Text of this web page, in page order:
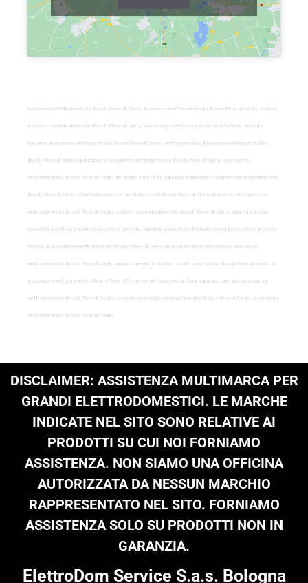
Assistenza elettrodomestici Bosch Pieve di Cento, Assistenza-elettrodomestici-Bosch-Pieve di Cento, chiama
Assistenza elettrodomestici Bosch Pieve di Cento, la assistenza elettrodomestici Bosch Pieve di Cento,
forniamo assistenza elettrodomestici Bosch Pieve di Cento, elettrodomestici Assistenza elettrodomestici
Bosch Pieve di Cento, riparazione e assistenza elettrodomestici Bosch Pieve di Cento, assistenza
elettrodomestici Bosch Pieve di Cento elettrodomestici fuori garanzia, riparazione e assistenza elettrodomestici
Bosch Pieve di Cento, chiama Assistenza elettrodomestici Bosch Pieve di Cento, intervento di assistenza
elettrodomestici Bosch Pieve di Cento, assistenza-elettrodomestici-Bosch-Pieve di Cento, chiama il servizio
assistenza elettrodomestici Bosch Pieve di Cento, siamo la assistenza elettrodomestici Bosch Pieve di Cento,
tecnico di assistenza elettrodomestici Bosch Pieve di Cento, riparazione elettrodomestici e assistenza
elettrodomestici Bosch Pieve di Cento, pronto intervento assistenza elettrodomestici Bosch Pieve di Cento, la
assistenza elettrodomestici Bosch Pieve di Cento per elettrodomestici fuori garanzia, contatta assistenza
elettrodomestici Bosch Pieve di Cento, contatto assistenza elettrodomestici Bosch Pieve di Cento, assistenza
elettrodomestici Bosch Pieve di Cento
DISCLAIMER: ASSISTENZA MULTIMARCA PER
GRANDI ELETTRODOMESTICI. LE MARCHE
INDICATE NEL SITO SONO RELATIVE AI
PRODOTTI SU CUI NOI FORNIAMO
ASSISTENZA. NON SIAMO UNA OFFICINA
AUTORIZZATA DA NESSUN MARCHIO
RAPPRESENTATO NEL SITO. FORNIAMO
ASSISTENZA SOLO SU PRODOTTI NON IN
GARANZIA.
ElettroDom Service S.a.s. Bologna